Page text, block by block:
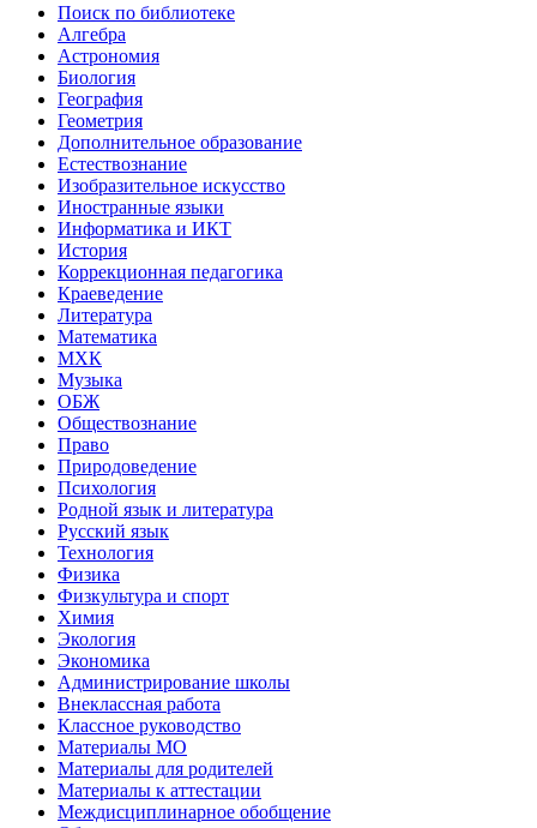
Поиск по библиотеке
Алгебра
Астрономия
Биология
География
Геометрия
Дополнительное образование
Естествознание
Изобразительное искусство
Иностранные языки
Информатика и ИКТ
История
Коррекционная педагогика
Краеведение
Литература
Математика
МХК
Музыка
ОБЖ
Обществознание
Право
Природоведение
Психология
Родной язык и литература
Русский язык
Технология
Физика
Физкультура и спорт
Химия
Экология
Экономика
Администрирование школы
Внеклассная работа
Классное руководство
Материалы МО
Материалы для родителей
Материалы к аттестации
Междисциплинарное обобщение